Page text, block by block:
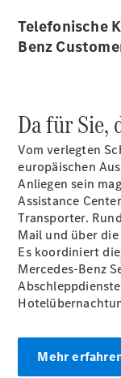
Telefonische
Benz
Da für Sie,
Vom verlegten
europäischen
Anliegen sein
Assistance
Transporter.
Mail und über
Es koordiniert
Mercedes-Benz
Mehr